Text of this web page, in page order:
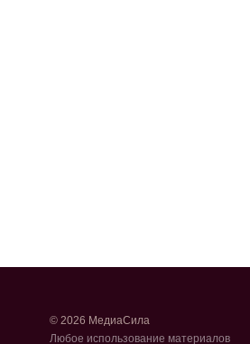
© 2026 МедиаСила
Любое использование материалов